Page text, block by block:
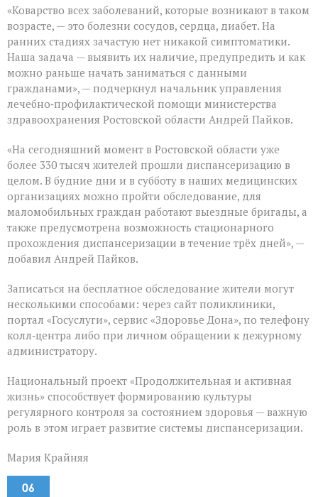
«Коварство всех заболеваний, которые возникают в таком
возрасте, — это болезни сосудов, сердца, диабет. На
ранних стадиях зачастую нет никакой симптоматики.
Наша задача — выявить их наличие, предупредить и как
можно раньше начать заниматься с данными
гражданами», — подчеркнул начальник управления
лечебно‑профилактической помощи министерства
здравоохранения Ростовской области Андрей Пайков.
«На сегодняшний момент в Ростовской области уже
более 330 тысяч жителей прошли диспансеризацию в
целом. В будние дни и в субботу в наших медицинских
организациях можно пройти обследование, для
маломобильных граждан работают выездные бригады, а
также предусмотрена возможность стационарного
прохождения диспансеризации в течение трёх дней», —
добавил Андрей Пайков.
Записаться на бесплатное обследование жители могут
несколькими способами: через сайт поликлиники,
портал «Госуслуги», сервис «Здоровье Дона», по телефону
колл‑центра либо при личном обращении к дежурному
администратору.
Национальный проект «Продолжительная и активная
жизнь» способствует формированию культуры
регулярного контроля за состоянием здоровья — важную
роль в этом играет развитие системы диспансеризации.
Мария Крайняя
06